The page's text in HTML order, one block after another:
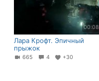
00:08
Лара Крофт. Эпичный
прыжок
665 4 +30